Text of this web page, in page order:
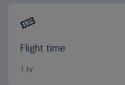
Flight time
1 hr